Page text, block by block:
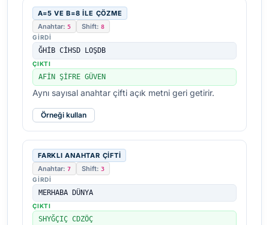
A=5 VE B=8 ILE ÇÖZME
Anahtar: 5 Shift: 8
GIRDI
ĞHİB CİHSD LOŞDB
ÇIKTI
AFİN ŞİFRE GÜVEN
Aynı sayısal anahtar çifti açık metni geri getirir.
Örneği kullan
FARKLI ANAHTAR ÇIFTI
Anahtar: 7 Shift: 3
GIRDI
MERHABA DÜNYA
ÇIKTI
SHYĞÇIÇ CDZÖÇ